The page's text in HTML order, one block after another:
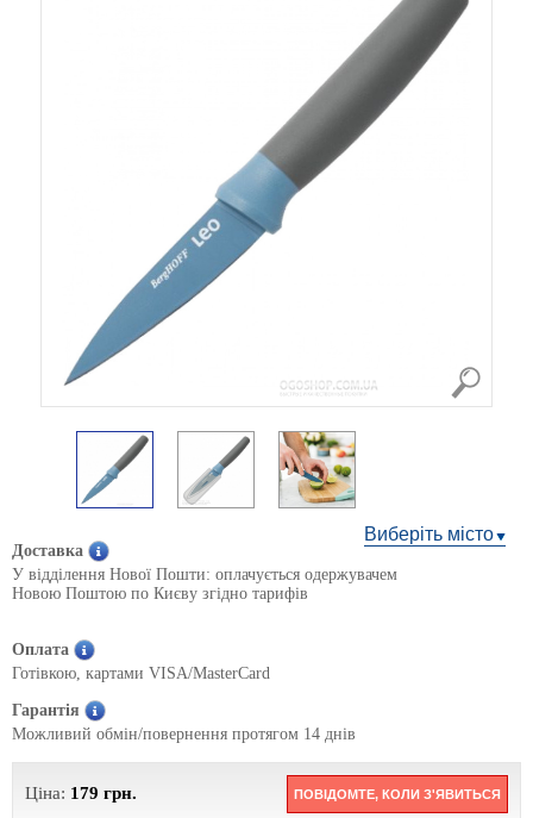
Виберіть місто
Доставка
У відділення Нової Пошти: оплачується одержувачем
Новою Поштою по Києву згідно тарифів
Оплата
Готівкою, картами VISA/MasterCard
Гарантія
Можливий обмін/повернення протягом 14 днів
Ціна: 179 грн. ПОВІДОМТЕ, КОЛИ З'ЯВИТЬСЯ